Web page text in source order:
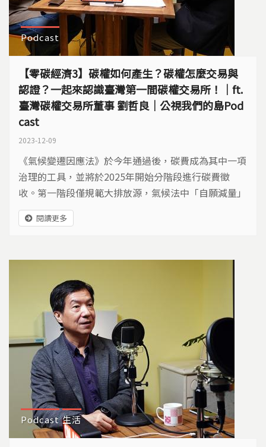
Podcast
【零碳經濟3】碳權如何產生？碳權怎麼交易與
認證？一起來認識臺灣第一間碳權交易所！｜ft.
臺灣碳權交易所董事 劉哲良｜公視我們的島Pod
cast
2023-12-09
​《氣候變遷因應法》於今年通過後，碳費成為其中一項
治理的工具，並將於2025年開始分階段進行碳費徵
收。第一階段僅規範大排放源，氣候法中「自願減量」
機制則是將小排放源納入管制。
閱讀更多
Podcast 生活